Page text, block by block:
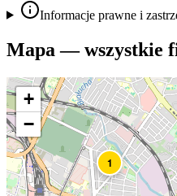
Informacje prawne i
Mapa — wszystkie
1
+
−